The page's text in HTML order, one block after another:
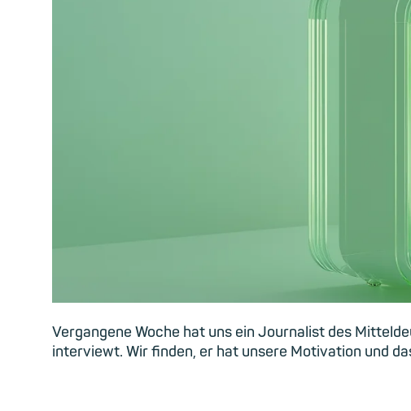
Vergangene Woche hat uns ein Journalist des
interviewt. Wir finden, er hat unsere Motivation und